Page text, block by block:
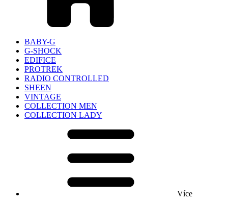
BABY-G
G-SHOCK
EDIFICE
PROTREK
RADIO CONTROLLED
SHEEN
VINTAGE
COLLECTION MEN
COLLECTION LADY
Více